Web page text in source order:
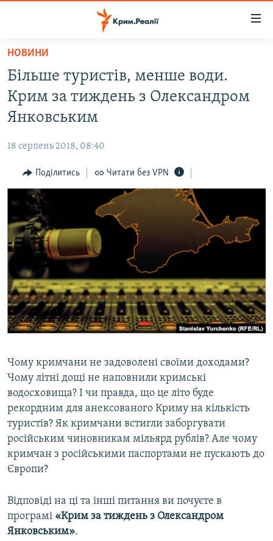
Перейти
основного
матеріалу
Перейти
до
основної
навігації
Перейти
до
пошуку
ВІДЕО ТА ФОТО
БЛОГИ
ПОГЛЯД
ІНТЕРВ'Ю
ВСЕ ЗА ДЕНЬ
СПЕЦПРОЕКТИ
ДЕПОРТАЦІЯ
ВІДЕОУРОКИ «ELIFBE»
СВІДЧЕННЯ ОКУПАЦІЇ
УКРАЇНСЬКА ПРОБЛЕМА КРИМУ
ЯК ОБІЙТИ БЛОКУВАННЯ
Русский
Qırımtatar
Усі сайти RFE/RL
НОВИНИ
Більше туристів, менше води.
Крим за тиждень з Олександром
Янковським
18 серпень 2018, 08:40
Поділитись Читати без VPN
Чому кримчани не задоволені своїми доходами?
Чому літні дощі не наповнили кримські
водосховища? І чи правда, що це літо буде
рекордним для анексованого Криму на кількість
туристів? Як кримчани встигли заборгувати
російським чиновникам мільярд рублів? Але чому
кримчан з російськими паспортами не пускають до
Європи?
Відповіді на ці та інші питання ви почуєте в
програмі «Крим за тиждень з Олександром
Янковським».